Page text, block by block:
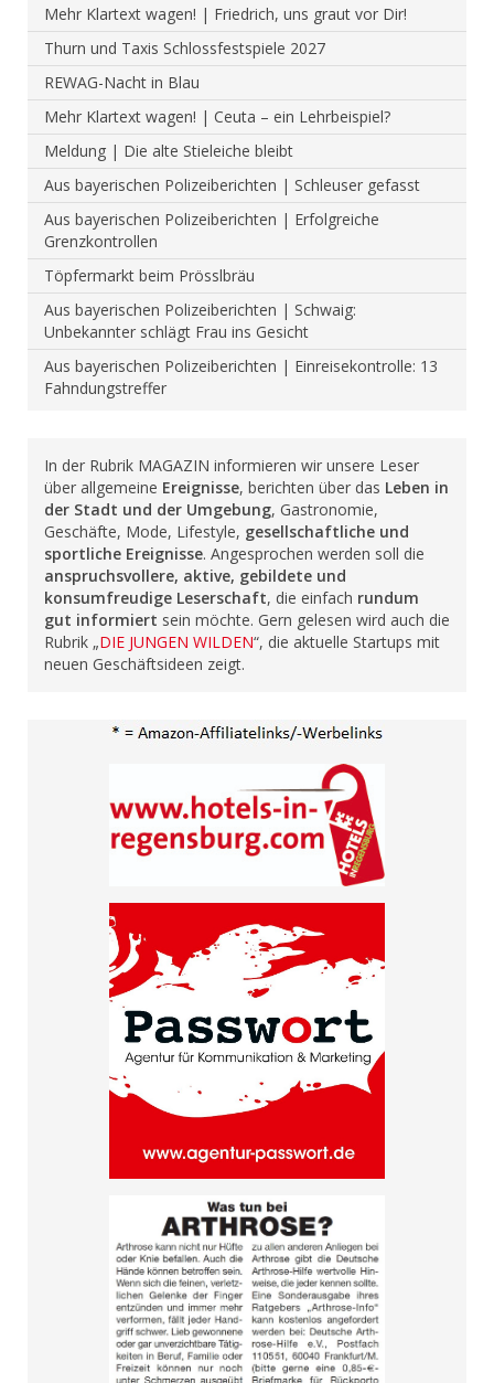
Mehr Klartext wagen! | Friedrich, uns graut vor Dir!
Thurn und Taxis Schlossfestspiele 2027
REWAG-Nacht in Blau
Mehr Klartext wagen! | Ceuta – ein Lehrbeispiel?
Meldung | Die alte Stieleiche bleibt
Aus bayerischen Polizeiberichten | Schleuser gefasst
Aus bayerischen Polizeiberichten | Erfolgreiche
Grenzkontrollen
Töpfermarkt beim Prösslbräu
Aus bayerischen Polizeiberichten | Schwaig:
Unbekannter schlägt Frau ins Gesicht
Aus bayerischen Polizeiberichten | Einreisekontrolle: 13
Fahndungstreffer
In der Rubrik MAGAZIN informieren wir unsere Leser
über allgemeine Ereignisse, berichten über das Leben in
der Stadt und der Umgebung, Gastronomie,
Geschäfte, Mode, Lifestyle, gesellschaftliche und
sportliche Ereignisse. Angesprochen werden soll die
anspruchsvollere, aktive, gebildete und
konsumfreudige Leserschaft, die einfach rundum
gut informiert sein möchte. Gern gelesen wird auch die
Rubrik „DIE JUNGEN WILDEN“, die aktuelle Startups mit
neuen Geschäftsideen zeigt.